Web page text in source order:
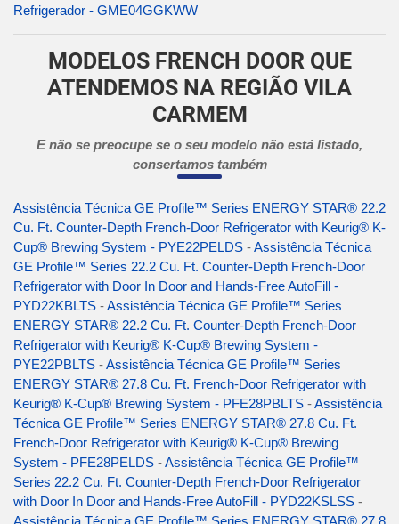
Refrigerador - GME04GGKWW
MODELOS FRENCH DOOR QUE
ATENDEMOS NA REGIÃO VILA
CARMEM
E não se preocupe se o seu modelo não está listado,
consertamos também
Assistência Técnica GE Profile™ Series ENERGY STAR® 22.2
Cu. Ft. Counter-Depth French-Door Refrigerator with Keurig® K-
Cup® Brewing System - PYE22PELDS -Assistência Técnica
GE Profile™ Series 22.2 Cu. Ft. Counter-Depth French-Door
Refrigerator with Door In Door and Hands-Free AutoFill -
PYD22KBLTS -Assistência Técnica GE Profile™ Series
ENERGY STAR® 22.2 Cu. Ft. Counter-Depth French-Door
Refrigerator with Keurig® K-Cup® Brewing System -
PYE22PBLTS -Assistência Técnica GE Profile™ Series
ENERGY STAR® 27.8 Cu. Ft. French-Door Refrigerator with
Keurig® K-Cup® Brewing System - PFE28PBLTS -Assistência
Técnica GE Profile™ Series ENERGY STAR® 27.8 Cu. Ft.
French-Door Refrigerator with Keurig® K-Cup® Brewing
System - PFE28PELDS -Assistência Técnica GE Profile™
Series 22.2 Cu. Ft. Counter-Depth French-Door Refrigerator
with Door In Door and Hands-Free AutoFill - PYD22KSLSS -